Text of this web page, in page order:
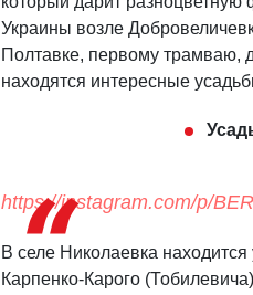
Украины возле
Полтавке, первому трамваю,
находятся интересные
https://instagram.com/p/
В селе Николаевка находится
Карпенко-Карого